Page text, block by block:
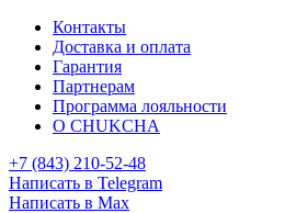
Контакты
Доставка и оплата
Гарантия
Партнерам
Программа лояльности
О CHUKCHA
+7 (843) 210-52-48
Написать в Telegram
Написать в Max